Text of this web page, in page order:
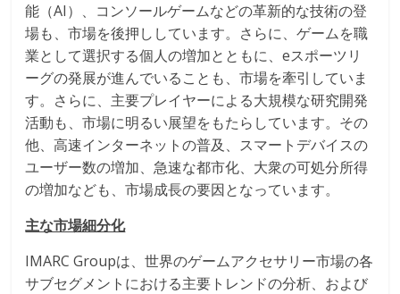
能（AI）、コンソールゲームなどの革新的な技術の登
場も、市場を後押ししています。さらに、ゲームを職
業として選択する個人の増加とともに、eスポーツリ
ーグの発展が進んでいることも、市場を牽引していま
す。さらに、主要プレイヤーによる大規模な研究開発
活動も、市場に明るい展望をもたらしています。その
他、高速インターネットの普及、スマートデバイスの
ユーザー数の増加、急速な都市化、大衆の可処分所得
の増加なども、市場成長の要因となっています。
主な市場細分化
IMARC Groupは、世界のゲームアクセサリー市場の各
サブセグメントにおける主要トレンドの分析、および